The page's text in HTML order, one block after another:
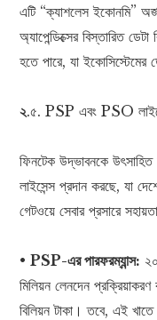
এটি “ক্যাশলেস ইকোনমি”
অ্যাপেন্ডিক্সের বিস্তারিত
হতে পারে, যা ইকোসিস্টেমের
২.৫. PSP এবং PSO
ফিনটেক উদ্ভাবনকে
লাইসেন্স প্রদান করছে, যা
গেটওয়ে সেবার প্রসারে
•PSP-এর পারফরম্যান্স:
মিলিয়ন লেনদেন
বিলিয়ন টাকা। তবে, এই